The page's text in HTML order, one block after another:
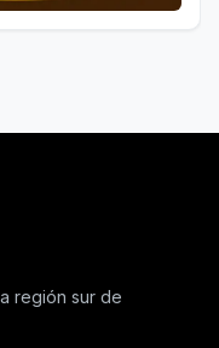
región sur de